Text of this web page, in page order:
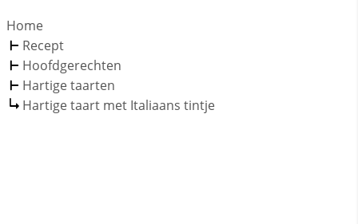
Home
Recept
Hoofdgerechten
Hartige taarten
Hartige taart met Italiaans tintje